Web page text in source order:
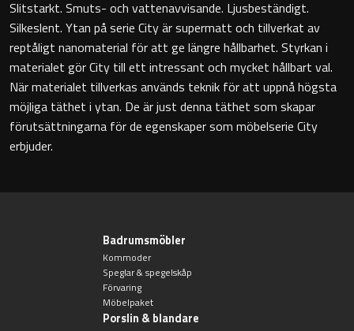
Sminkspeglar
Speglar utan belysning
Toalettborstset
Övriga badrumstillbehör
Slitstarkt. Smuts- och vattenavvisande. Ljusbeständigt.
Silkeslent. Ytan på serie City är supermatt och tillverkat av
reptåligt nanomaterial för att ge längre hållbarhet. Styrkan i
materialet gör City till ett intressant och mycket hållbart val.
När materialet tillverkas används teknik för att uppnå högsta
möjliga täthet i ytan. De är just denna täthet som skapar
förutsättningarna för de egenskaper som möbelserie City
erbjuder.
Badrumsmöbler
Kommoder
Speglar & spegelskåp
Förvaring
Möbelpaket
Porslin & blandare